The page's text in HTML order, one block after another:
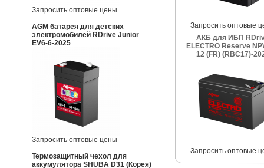
Запросить оптовые цены
AGM батарея для детских
электромобилей RDrive Junior
EV6-6-2025
Запросить оптовые цены
Термозащитный чехол для
аккумулятора SHUBA D31 (Корея)
Запросить оптовые
АКБ для ИБП
ELECTRO Reserve
12 (FR) (RBC17)-
Запросить оптовые